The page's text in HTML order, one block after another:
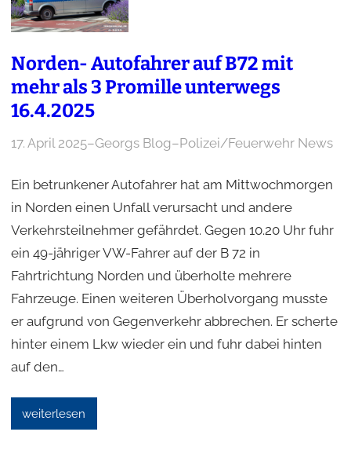
Norden- Autofahrer auf B72 mit
mehr als 3 Promille unterwegs
16.4.2025
17. April 2025–Georgs Blog–Polizei/Feuerwehr News
Ein betrunkener Autofahrer hat am Mittwochmorgen
in Norden einen Unfall verursacht und andere
Verkehrsteilnehmer gefährdet. Gegen 10.20 Uhr fuhr
ein 49-jähriger VW-Fahrer auf der B 72 in
Fahrtrichtung Norden und überholte mehrere
Fahrzeuge. Einen weiteren Überholvorgang musste
er aufgrund von Gegenverkehr abbrechen. Er scherte
hinter einem Lkw wieder ein und fuhr dabei hinten
auf den…
weiterlesen